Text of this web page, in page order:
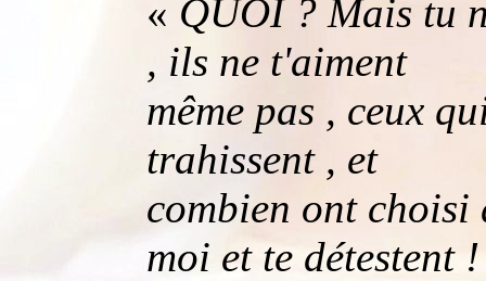
« QUOI ? Mais tu
, ils ne t'aiment
même pas , ceux
trahissent , et
combien ont choisi
moi et te détestent !